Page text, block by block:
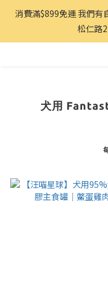
消費滿$899免運 我們有
松仁路
犬用